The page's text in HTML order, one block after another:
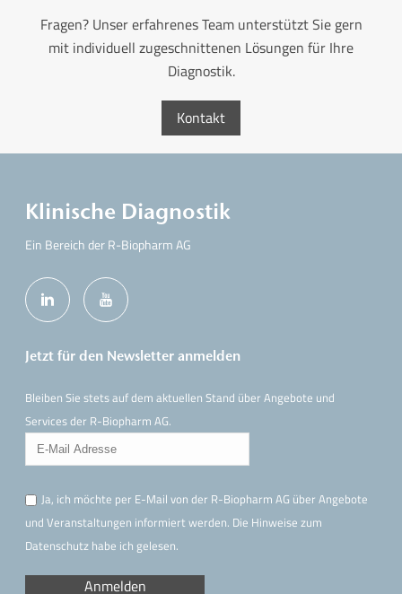
Fragen? Unser erfahrenes Team unterstützt Sie gern
mit individuell zugeschnittenen Lösungen für Ihre
Diagnostik.
Kontakt
Klinische Diagnostik
Ein Bereich der R-Biopharm AG
Jetzt für den Newsletter anmelden
Bleiben Sie stets auf dem aktuellen Stand über Angebote und
Services der R-Biopharm AG.
Ja, ich möchte per E-Mail von der R-Biopharm AG über Angebote
und Veranstaltungen informiert werden. Die Hinweisezum
Datenschutz habe ich gelesen.